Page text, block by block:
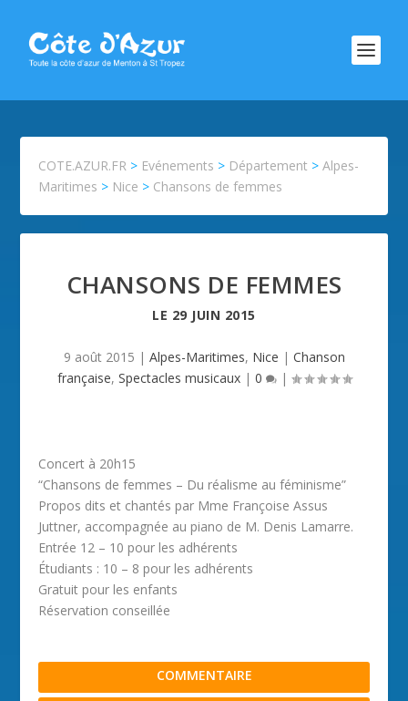
COTE.AZUR.FR > Evénements > Département >Alpes-
Maritimes > Nice > Chansons de femmes
CHANSONS DE FEMMES
LE 29 JUIN 2015
9 août 2015 | Alpes-Maritimes, Nice | Chanson
française, Spectacles musicaux| 0 |
Concert à 20h15
“Chansons de femmes – Du réalisme au féminisme”
Propos dits et chantés par Mme Françoise Assus
Juttner, accompagnée au piano de M. Denis Lamarre.
Entrée 12 – 10 pour les adhérents
Étudiants : 10 – 8 pour les adhérents
Gratuit pour les enfants
Réservation conseillée
COMMENTAIRE